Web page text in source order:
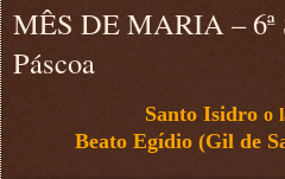
MÊS DE MARIA – 6ª
Páscoa
Santo Isidro o
Beato Egídio (Gil de